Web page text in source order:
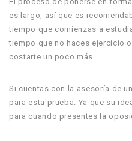
es largo, así que es
tiempo que comienzas a
tiempo que no haces ejercicio
costarte un poco más.
Si cuentas con la asesoría de
para esta prueba. Ya que su
para cuando presentes la